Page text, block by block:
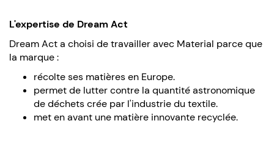
L'expertise de Dream Act
Dream Act a choisi de travailler avec Material parce que
la marque :
récolte ses matières en Europe.
permet de lutter contre la quantité astronomique
de déchets crée par l'industrie du textile.
met en avant une matière innovante recyclée.